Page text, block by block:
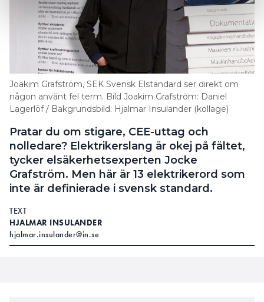
Joakim Grafström, SEK Svensk Elstandard ser direkt om
någon använt fel term. Bild Joakim Grafström: Daniel
Lagerlöf / Bakgrundsbild: Hjalmar Insulander (kollage)
Pratar du om stigare, CEE-uttag och
nolledare? Elektrikerslang är okej på fältet,
tycker elsäkerhetsexperten Jocke
Grafström. Men här är 13 elektrikerord som
inte är definierade i svensk standard.
TEXT
HJALMAR INSULANDER
hjalmar.insulander@in.se